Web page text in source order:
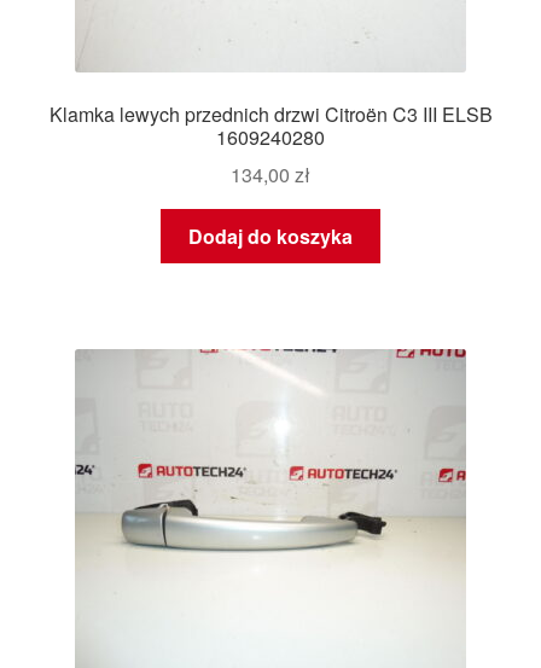
Klamka lewych przednich drzwi Citroën C3 III ELSB
1609240280
134,00 zł
Dodaj do koszyka